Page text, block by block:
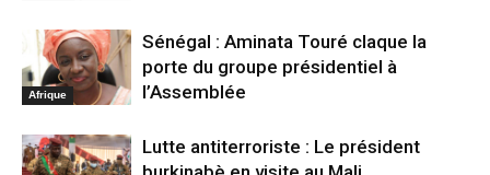
Afrique
Sénégal : Aminata Touré claque la
porte du groupe présidentiel à
l’Assemblée
Lutte antiterroriste : Le président